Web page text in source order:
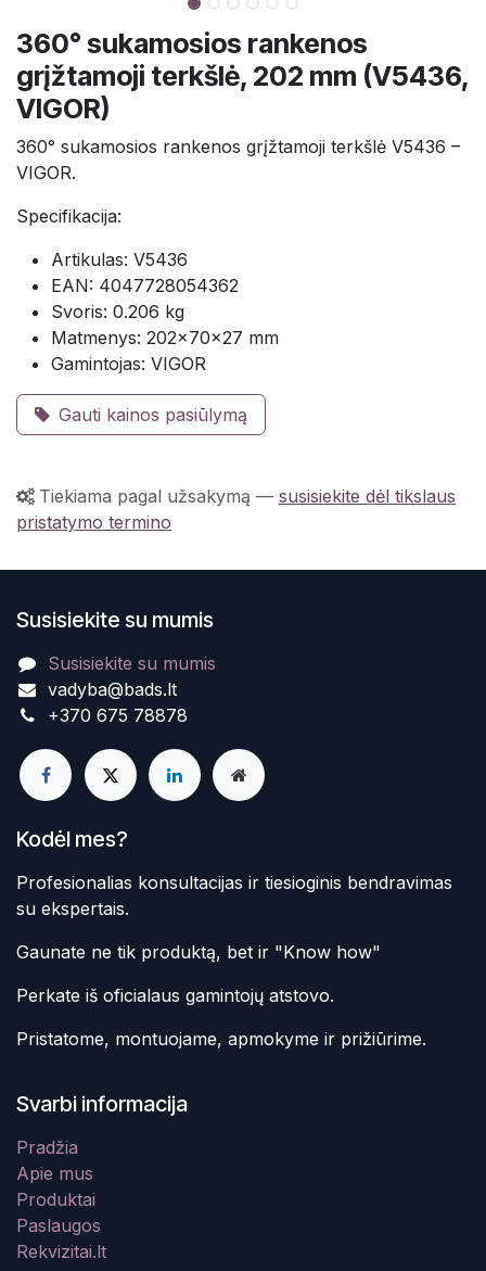
360° sukamosios rankenos
grįžtamoji terkšlė, 202 mm (V5436,
VIGOR)
360° sukamosios rankenos grįžtamoji terkšlė V5436 –
VIGOR.
Specifikacija:
Artikulas: V5436
EAN: 4047728054362
Svoris: 0.206 kg
Matmenys: 202×70×27 mm
Gamintojas: VIGOR
Gauti kainos pasiūlymą
Tiekiama pagal užsakymą — susisiekite dėl tikslaus
pristatymo termino
Susisiekite su mumis
Susisiekite su mumis
vadyba@bads.lt
+370 675 78878
Kodėl mes?
Profesionalias konsultacijas ir tiesioginis bendravimas
su ekspertais.
Gaunate ne tik produktą, bet ir "Know how"
Perkate iš oficialaus gamintojų atstovo.
Pristatome, montuojame, apmokyme ir prižiūrime.
Svarbi informacija
Pradžia
Apie mus
Produktai
Paslaugos
Rekvizitai.lt